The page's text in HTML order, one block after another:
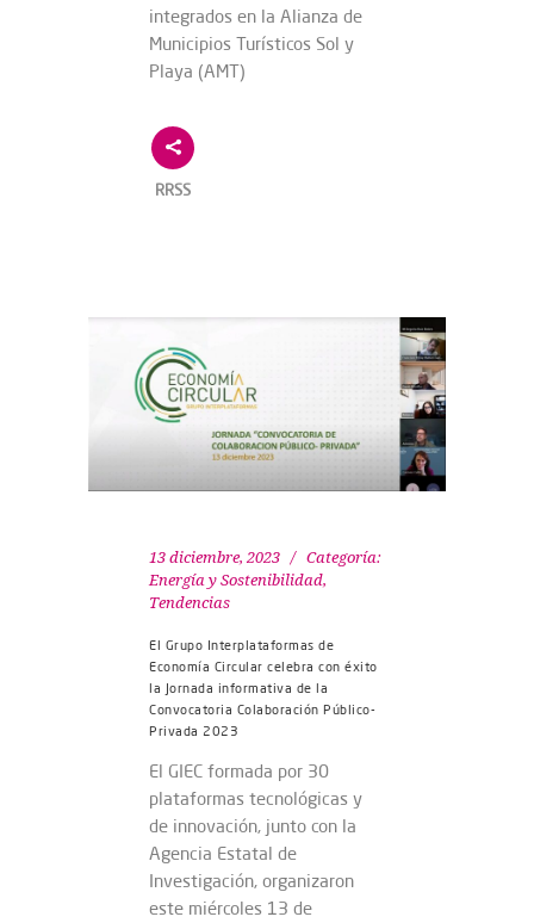
integrados en la Alianza de
Municipios Turísticos Sol y
Playa (AMT)
RRSS
13 diciembre, 2023
Categoría:
Energía y Sostenibilidad,
Tendencias
El Grupo Interplataformas de
Economía Circular celebra con éxito
la Jornada informativa de la
Convocatoria Colaboración Público-
Privada 2023
El GIEC formada por 30
plataformas tecnológicas y
de innovación, junto con la
Agencia Estatal de
Investigación, organizaron
este miércoles 13 de